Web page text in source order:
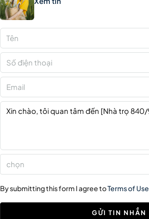
chọn
By submitting this form I agree toTerms of Use
GỬI TIN NHẮN